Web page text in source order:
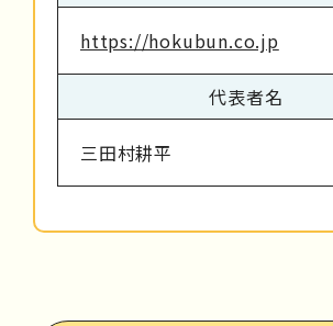
https://hokubun.co.jp
代表者名
三田村耕平